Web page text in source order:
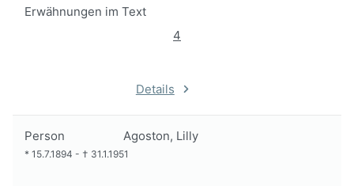
Erwähnungen im Text
4
Details
Person Agoston, Lilly
* 15.7.1894 - † 31.1.1951